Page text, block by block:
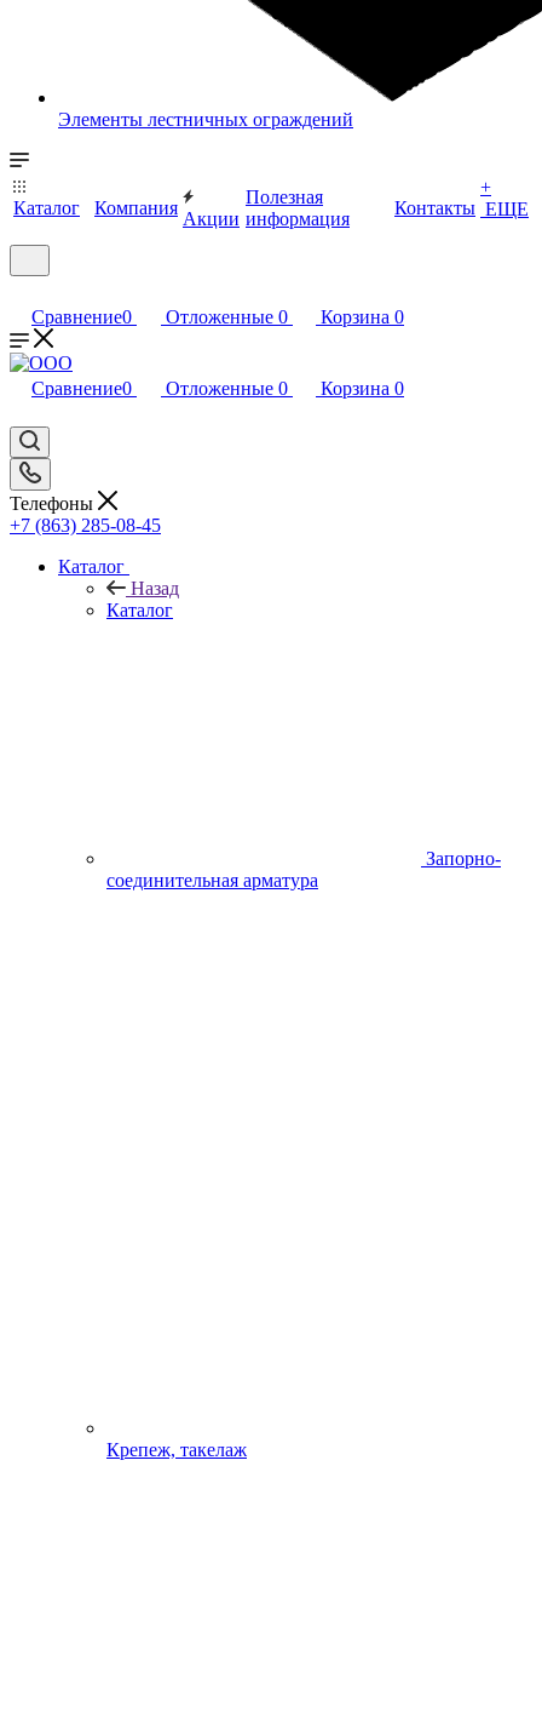
Элементы лестничных ограждений
Каталог Компания
Акции
Полезная
информация
Контакты
+
ЕЩЕ
Сравнение0 Отложенные 0 Корзина 0
Сравнение0 Отложенные 0 Корзина 0
Телефоны
+7 (863) 285-08-45
Каталог
Назад
Каталог
Запорно-
соединительная арматура
Крепеж, такелаж